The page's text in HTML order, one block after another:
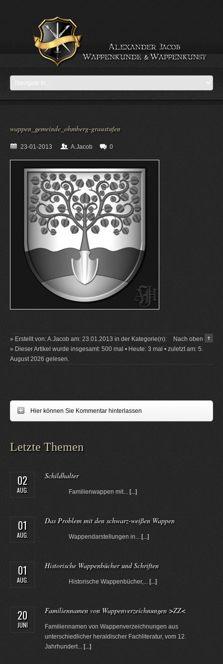
wappen_gemeinde_ohmberg-graustufen
23-01-2013 A.Jacob 0
Nach oben
» Erstellt von: A.Jacob am: 23.01.2013 in der Kategorie(n):
» Dieser Artikel wurde insgesamt: 500 mal • Heute: 3 mal • zuletzt am: 5.
August 2026 gelesen.
Hier können Sie Kommentar hinterlassen
Letzte Themen
02
AUG.
Schildhalter
Familienwappen mit... [...]
01
AUG.
Das Problem mit den schwarz-weißen Wappen
Wappendarstellungen in... [...]
01
AUG.
Historische Wappenbücher und Schriften
Historische Wappenbücher,... [...]
20
JUNI
Familiennamen von Wappenverzeichnungen >ZZ<
Familiennamen von Wappenverzeichnungen aus
unterschiedlicher heraldischer Fachliteratur, vom 12.
Jahrhundert... [...]